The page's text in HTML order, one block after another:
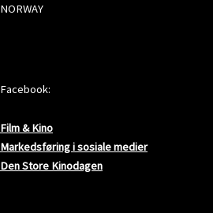
NORWAY
Facebook:
Film & Kino
Markedsføring i sosiale medier
Den Store Kinodagen